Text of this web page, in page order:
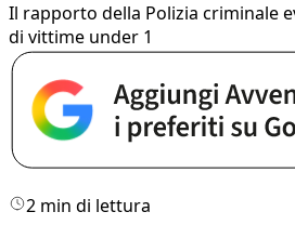
Il rapporto della Polizia criminale
di vittime under 1
2 min di lettura